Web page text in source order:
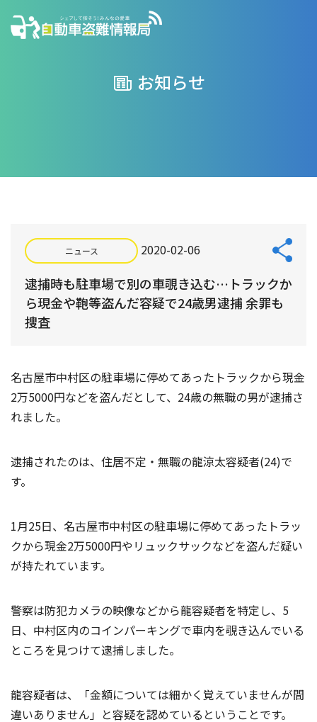
お知らせ
ニュース 2020-02-06
逮捕時も駐車場で別の車覗き込む…トラックか
ら現金や鞄等盗んだ容疑で24歳男逮捕 余罪も
捜査
名古屋市中村区の駐車場に停めてあったトラックから現金
2万5000円などを盗んだとして、24歳の無職の男が逮捕さ
れました。
逮捕されたのは、住居不定・無職の龍涼太容疑者(24)で
す。
1月25日、名古屋市中村区の駐車場に停めてあったトラッ
クから現金2万5000円やリュックサックなどを盗んだ疑い
が持たれています。
警察は防犯カメラの映像などから龍容疑者を特定し、5
日、中村区内のコインパーキングで車内を覗き込んでいる
ところを見つけて逮捕しました。
龍容疑者は、「金額については細かく覚えていませんが間
違いありません」と容疑を認めているということです。